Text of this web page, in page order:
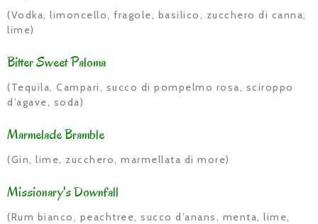
(Vodka, limoncello, fragole, basilico, zucchero di canna,
lime)
Bitter Sweet Paloma
(Tequila, Campari, succo di pompelmo rosa, sciroppo
d’agave, soda)
Marmelade Bramble
(Gin, lime, zucchero, marmellata di more)
Missionary's Downfall
(Rum bianco, peachtree, succo d’anans, menta, lime,